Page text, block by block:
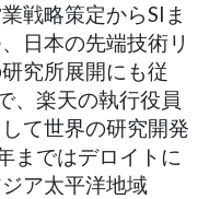
戦略策定からSIま
日本の先端技術リ
究所展開にも従
、楽天の執行役員
て世界の研究開発
まではデロイトに
ア太平洋地域